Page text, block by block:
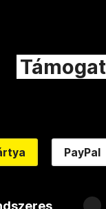
PayPal